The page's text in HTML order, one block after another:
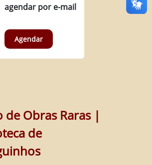
agendar por e-mail
Agendar
de Obras Raras |
de